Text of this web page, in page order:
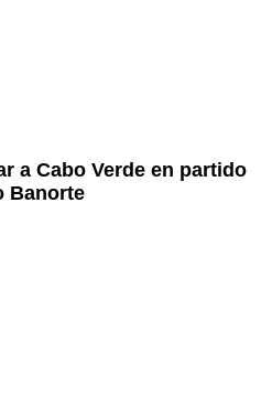
a Cabo Verde en partido
Banorte